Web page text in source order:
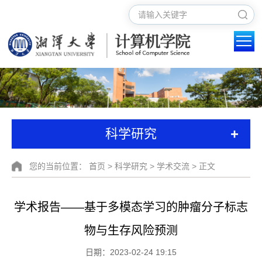
科学研究 +
您的当前位置： 首页 > 科学研究 > 学术交流 > 正文
学术报告——基于多模态学习的肿瘤分子标志
物与生存风险预测
日期：2023-02-24 19:15